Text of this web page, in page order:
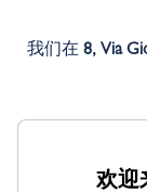
我们在 8, Via
欢迎